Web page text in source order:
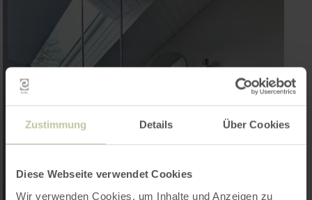
Zustimmung Details Über Cookies
Diese Webseite verwendet Cookies
Wir verwenden Cookies, um Inhalte und Anzeigen zu